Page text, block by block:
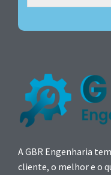
A GBR Engenharia
cliente, o melhor e o